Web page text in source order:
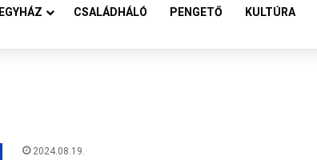
EGYHÁZ CSALÁDHÁLÓ PENGETŐ KULTÚRA
2024.08.19.